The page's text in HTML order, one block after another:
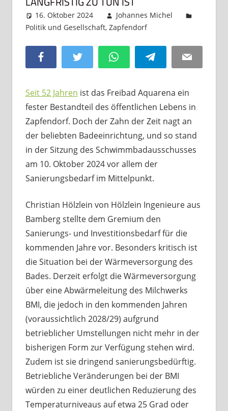
16. Oktober 2024
Johannes Michel
Politik und Gesellschaft, Zapfendorf
Facebook Twitter WhatsAppTelegram Email
Seit 52 Jahren ist das Freibad Aquarena ein
fester Bestandteil des öffentlichen Lebens in
Zapfendorf. Doch der Zahn der Zeit nagt an
der beliebten Badeeinrichtung, und so stand
in der Sitzung des Schwimmbadausschusses
am 10. Oktober 2024 vor allem der
Sanierungsbedarf im Mittelpunkt.
Christian Hölzlein von Hölzlein Ingenieure aus
Bamberg stellte dem Gremium den
Sanierungs- und Investitionsbedarf für die
kommenden Jahre vor. Besonders kritisch ist
die Situation bei der Wärmeversorgung des
Bades. Derzeit erfolgt die Wärmeversorgung
über eine Abwärmeleitung des Milchwerks
BMI, die jedoch in den kommenden Jahren
(voraussichtlich 2028/29) aufgrund
betrieblicher Umstellungen nicht mehr in der
bisherigen Form zur Verfügung stehen wird.
Zudem ist sie dringend sanierungsbedürftig.
Betriebliche Veränderungen bei der BMI
würden zu einer deutlichen Reduzierung des
Temperaturniveaus auf etwa 25 Grad oder